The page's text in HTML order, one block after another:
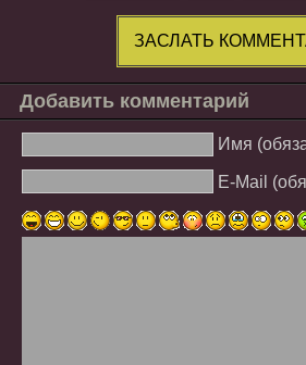
ЗАСЛАТЬ
Добавить комментарий
Имя
E-Mail